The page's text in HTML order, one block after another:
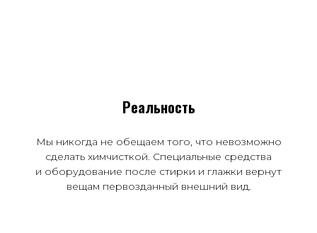
Реальность
Мы никогда не обещаем того, что невозможно
сделать химчисткой. Специальные средства
и оборудование после стирки и глажки вернут
вещам первозданный внешний вид.